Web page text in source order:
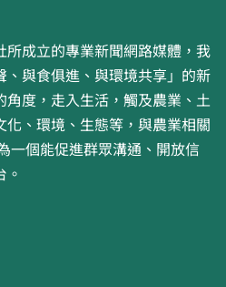
成立的專業新聞網路媒體，我
與食俱進、與環境共享」的新
度，走入生活，觸及農業、土
、環境、生態等，與農業相關
個能促進群眾溝通、開放信